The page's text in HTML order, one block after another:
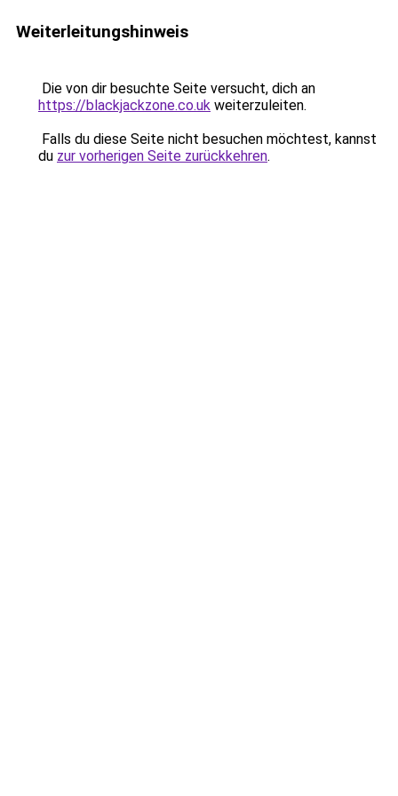
Weiterleitungshinweis
Die von dir besuchte Seite versucht, dich an
https://blackjackzone.co.uk weiterzuleiten.
Falls du diese Seite nicht besuchen möchtest, kannst
du zur vorherigen Seite zurückkehren.